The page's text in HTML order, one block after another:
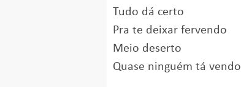
Tudo dá certo
Pra te deixar fervendo
Meio deserto
Quase ninguém tá vendo